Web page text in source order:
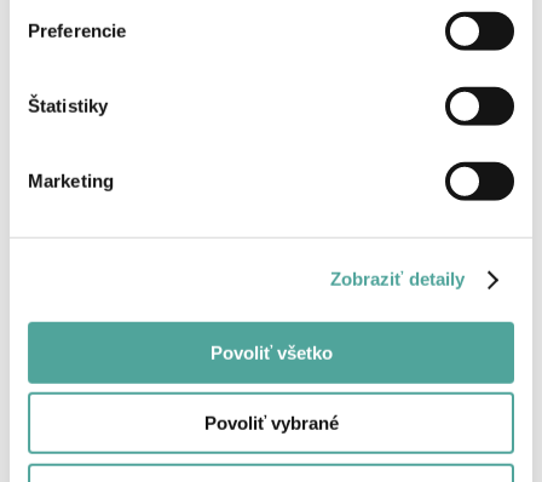
Preferencie
Štatistiky
Marketing
Zobraziť detaily
Povoliť všetko
Povoliť vybrané